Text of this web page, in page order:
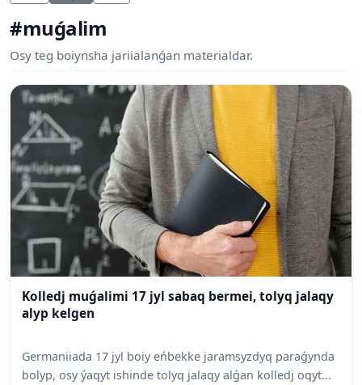
#muǵalim
Osy teg boiynsha jariialanǵan materialdar.
Kolledj muǵalimi 17 jyl sabaq bermei, tolyq jalaqy
alyp kelgen
Germaniiada 17 jyl boiy eńbekke jaramsyzdyq paraǵynda
bolyp, osy ýaqyt ishinde tolyq jalaqy alǵan kolledj oqyt...